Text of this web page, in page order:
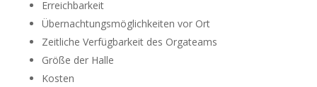
Erreichbarkeit
Übernachtungsmöglichkeiten vor Ort
Zeitliche Verfügbarkeit des Orgateams
Größe der Halle
Kosten